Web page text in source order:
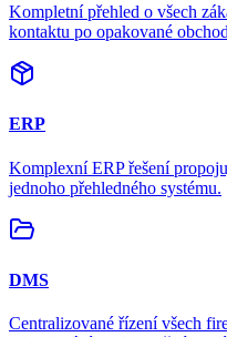
Kompletní přehled o všech
kontaktu po opakované
ERP
Komplexní ERP řešení
jednoho přehledného systému.
DMS
Centralizované řízení všech